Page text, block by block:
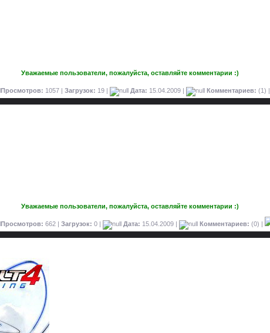
Уважаемые пользователи, пожалуйста, оставляйте комментарии :)
Просмотров: 1057 | Загрузок: 19 | Дата: 15.04.2009 | Комментариев: (1) |
Уважаемые пользователи, пожалуйста, оставляйте комментарии :)
Просмотров: 662 | Загрузок: 0 | Дата: 15.04.2009 | Комментариев: (0) |